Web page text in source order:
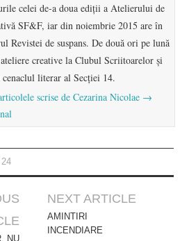
celei de-a doua ediții a Atelierului de
SF&F, iar din noiembrie 2015 are în
Revistei de suspans. De două ori pe lună
ateliere creative la Clubul Scriitoarelor și
literar al Secției 14.
scrise de Cezarina Nicolae →
24
NU
NEXT ARTICLE
AMINTIRI
INCENDIARE